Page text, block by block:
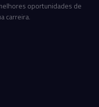
oportunidades de
carreira.